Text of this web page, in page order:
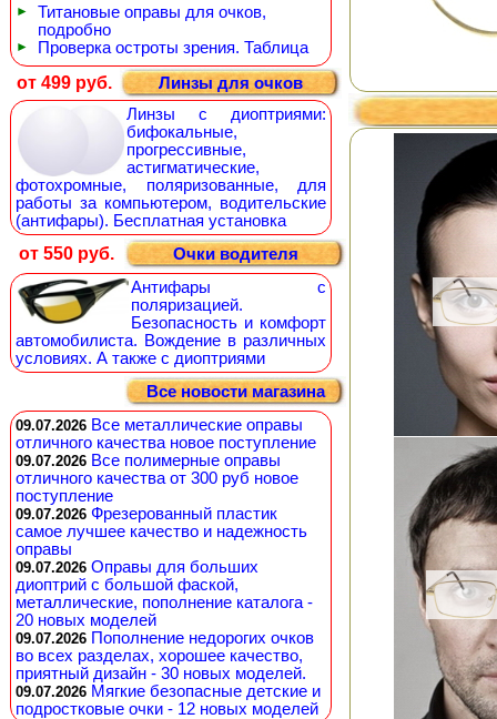
►
Титановые оправы для очков,
подробно
► Проверка остроты зрения. Таблица
от 499 руб.
Линзы для очков
Линзы с диоптриями:
бифокальные,
прогрессивные,
астигматические,
фотохромные, поляризованные, для
работы за компьютером, водительские
(антифары). Бесплатная установка
от 550 руб.
Очки водителя
Антифары с
поляризацией.
Безопасность и комфорт
автомобилиста. Вождение в различных
условиях. А также с диоптриями
Все новости магазина
09.07.2026 Все металлические оправы
отличного качества новое поступление
09.07.2026 Все полимерные оправы
отличного качества от 300 руб новое
поступление
09.07.2026 Фрезерованный пластик
самое лучшее качество и надежность
оправы
09.07.2026 Оправы для больших
диоптрий с большой фаской,
металлические, пополнение каталога -
20 новых моделей
09.07.2026 Пополнение недорогих очков
во всех разделах, хорошее качество,
приятный дизайн - 30 новых моделей.
09.07.2026 Мягкие безопасные детские и
подростковые очки - 12 новых моделей